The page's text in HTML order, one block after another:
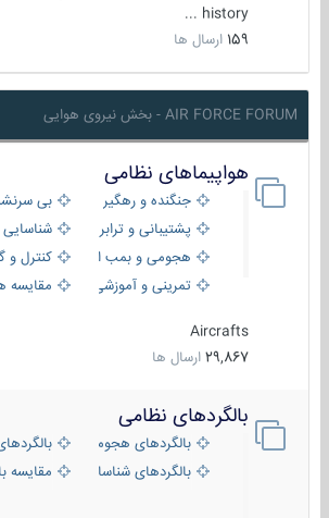
history ...
159 ارسال ها
AIR FORCE FORUM - بخش نیروی هوایی
هواپیماهای نظامی
جنگنده و رهگیر
بی
پشتیبانی و ترابری
شناسایی و
هجومی و بمب افکن
کنترل و
تمرینی و آموزشی
مقایسه
Aircrafts
29,867 ارسال ها
بالگردهای نظامی
بالگردهای هجومی
بالگردهای
بالگردهای شناسایی
مقایسه